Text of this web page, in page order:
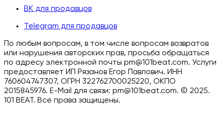
ВК для продавцов
Telegram для продавцов
По любым вопросам, в том числе вопросам возвратов
или нарушения авторских прав, просьба обращаться
по адресу электронной почты pm@101beat.com. Услуги
предоставляет ИП Рязанов Егор Павлович. ИНН
760604747307, ОГРН 322762700025220, ОКПО
2015845976. E-Mail для связи: pm@101beat.com. © 2025.
101 BEAT. Все права защищены.